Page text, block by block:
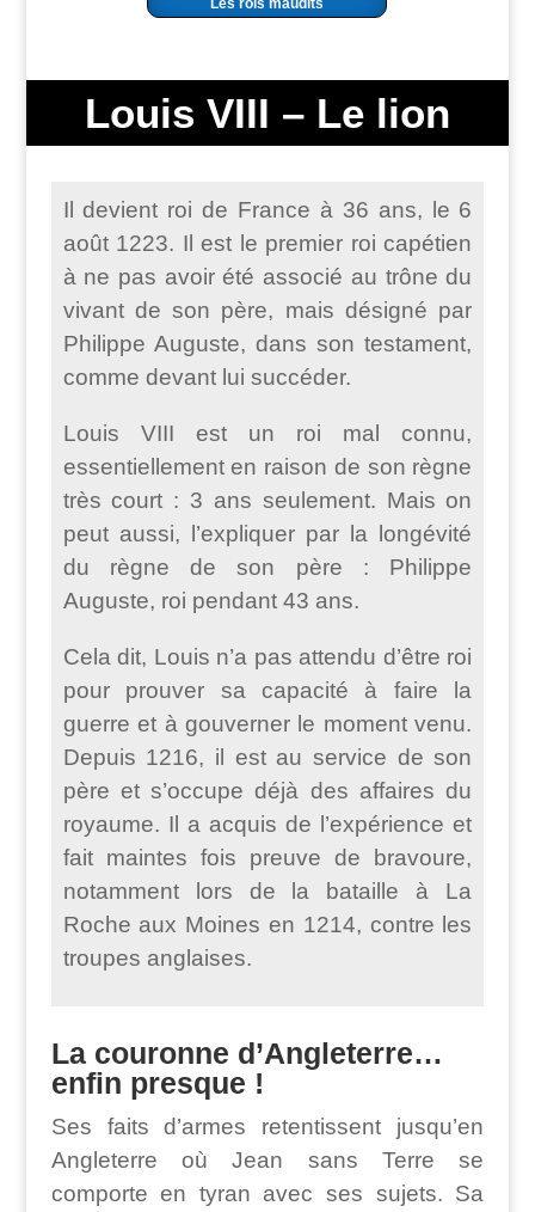
Louis VIII – Le lion
Il devient roi de France à 36 ans, le 6
août 1223. Il est le premier roi capétien
à ne pas avoir été associé au trône du
vivant de son père, mais désigné par
Philippe Auguste, dans son testament,
comme devant lui succéder.
Louis VIII est un roi mal connu,
essentiellement en raison de son règne
très court : 3 ans seulement. Mais on
peut aussi, l’expliquer par la longévité
du règne de son père : Philippe
Auguste, roi pendant 43 ans.
Cela dit, Louis n’a pas attendu d’être roi
pour prouver sa capacité à faire la
guerre et à gouverner le moment venu.
Depuis 1216, il est au service de son
père et s’occupe déjà des affaires du
royaume. Il a acquis de l’expérience et
fait maintes fois preuve de bravoure,
notamment lors de la bataille à La
Roche aux Moines en 1214, contre les
troupes anglaises.
La couronne d’Angleterre…
enfin presque !
Ses faits d’armes retentissent jusqu’en
Angleterre où Jean sans Terre se
comporte en tyran avec ses sujets. Sa